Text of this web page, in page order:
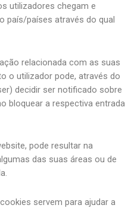
utilizadores chegam e
país/países através do qual
relacionada com as suas
o utilizador pode, através do
decidir ser notificado sobre
bloquear a respectiva entrada
pode resultar na
das suas áreas ou de
servem para ajudar a